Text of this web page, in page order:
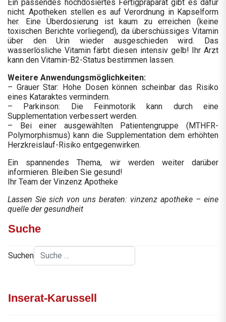
Ein passendes hochdosiertes Fertigpräparat gibt es dafür
nicht. Apotheken stellen es auf Verordnung in Kapselform
her. Eine Überdosierung ist kaum zu erreichen (keine
toxischen Berichte vorliegend), da überschüssiges Vitamin
über den Urin wieder ausgeschieden wird. Das
wasserlösliche Vitamin färbt diesen intensiv gelb! Ihr Arzt
kann den Vitamin-B2-Status bestimmen lassen.
Weitere Anwendungsmöglichkeiten:
– Grauer Star: Hohe Dosen können scheinbar das Risiko
eines Kataraktes vermindern.
– Parkinson: Die Feinmotorik kann durch eine
Supplementation verbessert werden.
– Bei einer ausgewählten Patientengruppe (MTHFR-
Polymorphismus) kann die Supplementation dem erhöhten
Herzkreislauf-Risiko entgegenwirken.
Ein spannendes Thema, wir werden weiter darüber
informieren. Bleiben Sie gesund!
Ihr Team der Vinzenz Apotheke
Lassen Sie sich von uns beraten: vinzenz apotheke – eine
quelle der gesundheit
Suche
Suchen
Inserat-Karussell